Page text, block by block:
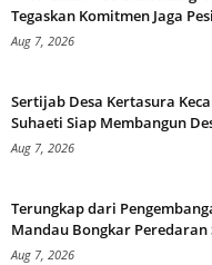
Tegaskan Komitmen Jaga
Aug 7, 2026
Sertijab Desa Kertasura
Suhaeti Siap Membangun
Aug 7, 2026
Terungkap dari
Mandau Bongkar Peredaran
Aug 7, 2026